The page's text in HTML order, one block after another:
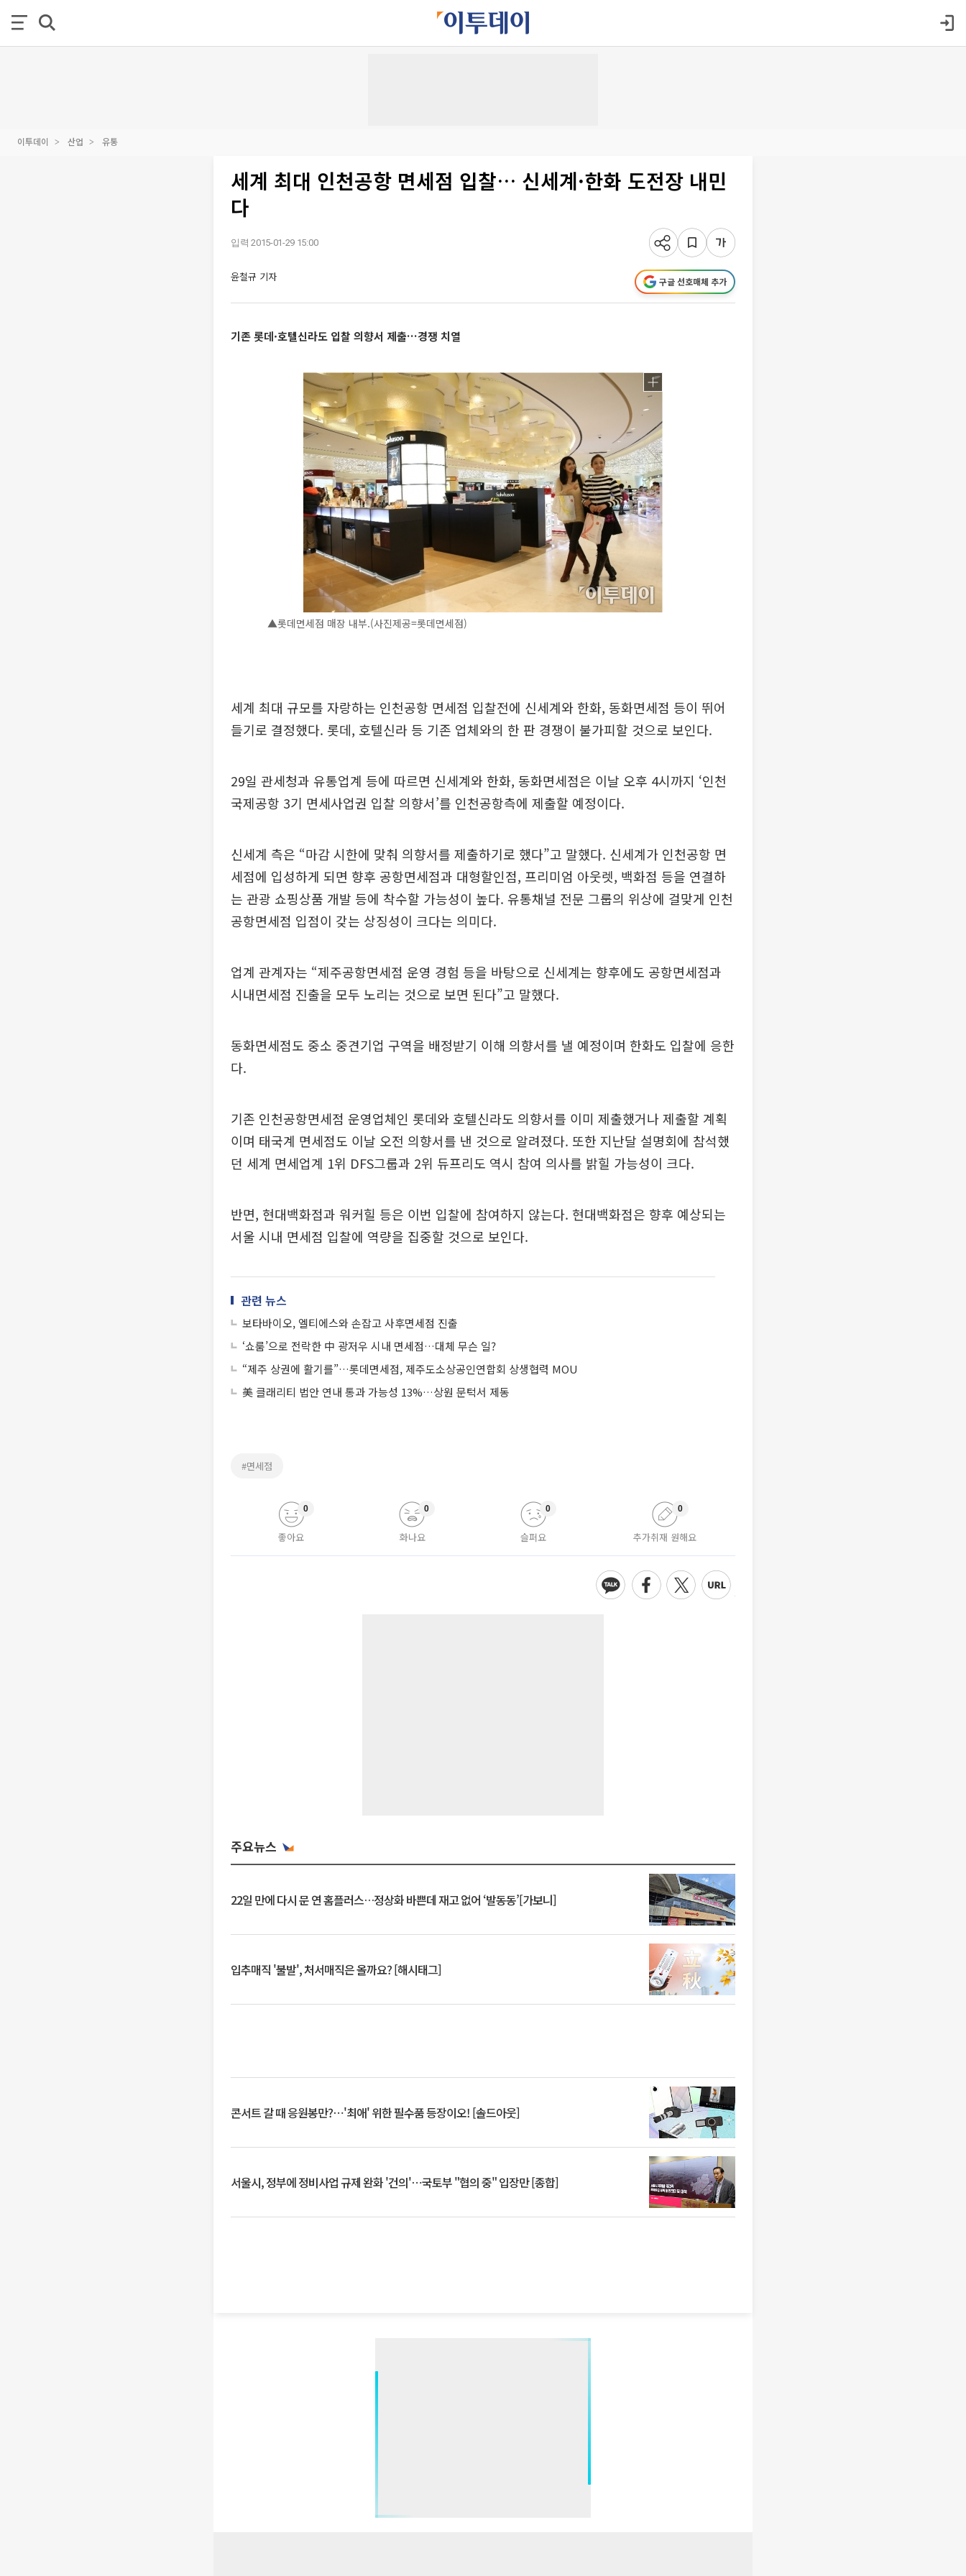
이투데이 산업 유통
세계 최대 인천공항 면세점 입찰… 신세계·한화 도전장 내민
다
입력 2015-01-29 15:00
윤철규 기자 구글 선호매체 추가
기존 롯데·호텔신라도 입찰 의향서 제출…경쟁 치열
▲롯데면세점 매장 내부.(사진제공=롯데면세점)
세계 최대 규모를 자랑하는 인천공항 면세점 입찰전에 신세계와 한화, 동화면세점 등이 뛰어
들기로 결정했다. 롯데, 호텔신라 등 기존 업체와의 한 판 경쟁이 불가피할 것으로 보인다.
29일 관세청과 유통업계 등에 따르면 신세계와 한화, 동화면세점은 이날 오후 4시까지 ‘인천
국제공항 3기 면세사업권 입찰 의향서’를 인천공항측에 제출할 예정이다.
신세계 측은 “마감 시한에 맞춰 의향서를 제출하기로 했다”고 말했다. 신세계가 인천공항 면
세점에 입성하게 되면 향후 공항면세점과 대형할인점, 프리미엄 아웃렛, 백화점 등을 연결하
는 관광 쇼핑상품 개발 등에 착수할 가능성이 높다. 유통채널 전문 그룹의 위상에 걸맞게 인천
공항면세점 입점이 갖는 상징성이 크다는 의미다.
업계 관계자는 “제주공항면세점 운영 경험 등을 바탕으로 신세계는 향후에도 공항면세점과
시내면세점 진출을 모두 노리는 것으로 보면 된다”고 말했다.
동화면세점도 중소 중견기업 구역을 배정받기 이해 의향서를 낼 예정이며 한화도 입찰에 응한
다.
기존 인천공항면세점 운영업체인 롯데와 호텔신라도 의향서를 이미 제출했거나 제출할 계획
이며 태국계 면세점도 이날 오전 의향서를 낸 것으로 알려졌다. 또한 지난달 설명회에 참석했
던 세계 면세업계 1위 DFS그룹과 2위 듀프리도 역시 참여 의사를 밝힐 가능성이 크다.
반면, 현대백화점과 워커힐 등은 이번 입찰에 참여하지 않는다. 현대백화점은 향후 예상되는
서울 시내 면세점 입찰에 역량을 집중할 것으로 보인다.
관련 뉴스
보타바이오, 엘티에스와 손잡고 사후면세점 진출
‘쇼룸’으로 전락한 中 광저우 시내 면세점…대체 무슨 일?
“제주 상권에 활기를”…롯데면세점, 제주도소상공인연합회 상생협력 MOU
美 클래리티 법안 연내 통과 가능성 13%…상원 문턱서 제동
#면세점
좋아요
0
화나요
0
슬퍼요
0
추가취재 원해요
0
주요뉴스
22일 만에 다시 문 연 홈플러스…정상화 바쁜데 재고 없어 ‘발동동’[가보니]
입추매직 '불발', 처서매직은 올까요? [해시태그]
콘서트 갈 때 응원봉만?⋯'최애' 위한 필수품 등장이오! [솔드아웃]
서울시, 정부에 정비사업 규제 완화 '건의'⋯국토부 "협의 중" 입장만 [종합]